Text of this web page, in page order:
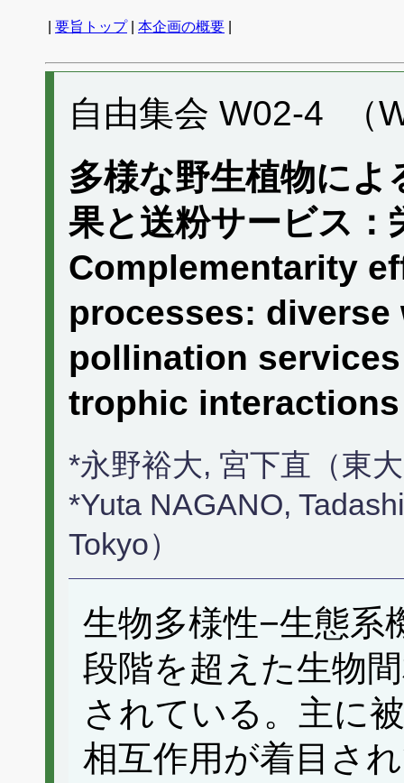
要旨トップ| 本企画の概要
自由集会 W02-4 （
多様な野生植物に
果と送粉サービス：
Complementarity
processes:
pollination
trophic interactions
*永野裕大, 宮下直（東
*Yuta NAGANO,
Tokyo）
生物多様性−生態系
段階を超えた生物
されている。主に
相互作用が着目さ